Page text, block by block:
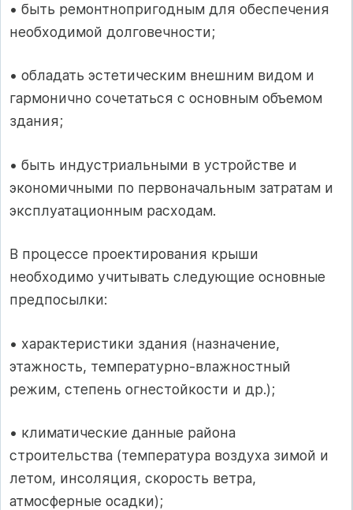
• быть ремонтнопригодным для обеспечения
необходимой долговечности;
• обладать эстетическим внешним видом и
гармонично сочетаться с основным объемом
здания;
• быть индустриальными в устройстве и
экономичными по первоначальным затратам и
эксплуатационным расходам.
В процессе проектирования крыши
необходимо учитывать следующие основные
предпосылки:
• характеристики здания (назначение,
этажность, температурно-влажностный
режим, степень огнестойкости и др.);
• климатические данные района
строительства (температура воздуха зимой и
летом, инсоляция, скорость ветра,
атмосферные осадки);